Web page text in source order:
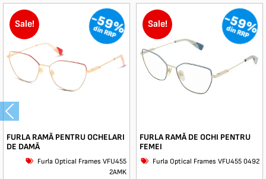
-59%
din RRP
Sale!
FURLA RAMĂ PENTRU OCHELARI
DE DAMĂ
Furla Optical Frames VFU455
2AMK
-59%
din RRP
Sale!
FURLA RAMĂ DE OCHI PENTRU
FEMEI
Furla Optical Frames VFU455 0492
Previous